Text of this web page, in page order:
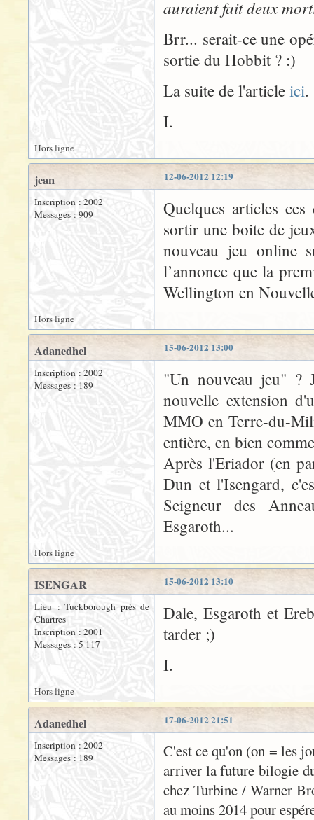
auraient fait deux
Brr... serait-ce une
sortie du Hobbit ? :)
La suite de l'article ici.
I.
Hors ligne
12-06-2012 12:19
jean
Inscription : 2002
Messages : 909
Quelques articles
sortir une boite de
nouveau jeu online
l’annonce que la
Wellington en
Hors ligne
15-06-2012 13:00
Adanedhel
Inscription : 2002
Messages : 189
"Un nouveau jeu" ?
nouvelle extension
MMO en Terre-du-
entière, en bien
Après l'Eriador (en
Dun et l'Isengard,
Seigneur des
Esgaroth...
Hors ligne
15-06-2012 13:10
ISENGAR
Lieu : Tuckborough près de
Chartres
Inscription : 2001
Messages : 5 117
Dale, Esgaroth et
tarder ;)
I.
Hors ligne
17-06-2012 21:51
Adanedhel
Inscription : 2002
Messages : 189
C'est ce qu'on (on = les
arriver la future bilogie
chez Turbine / Warner
au moins 2014 pour